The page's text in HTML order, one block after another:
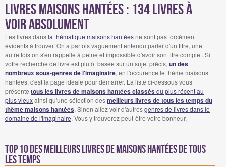
Livres maisons hantées : 134 Livres à
voir absolument
Les livres dansla thématique maisons hantéesne sont pas forcément
évidents à trouver. On a parfois vaguement entendu parler d'un titre, une
autre fois on s'en rappelle à peine et impossible d'avoir son titre complet. Si
votre recherche de livre est plutôt basée sur un sujet précis, un des
nombreux sous-genres de l'imaginaire, en l'occurence le thème maisons
hantées, c'est la page idéale pour démarrer. La liste ci-dessous vous
présente tous les livres de maisons hantées classésdu plus récent au
plus vieuxainsi qu'une sélection desmeilleurs livres de tous les temps du
thème maisons hantées. Sinon allez voir d'autresgenres de livres dans le
domaine de l'imaginaire. Vous y trouverez peut-être votre bonheur.
Top 10 des meilleurs livres de maisons hantées de tous
les temps